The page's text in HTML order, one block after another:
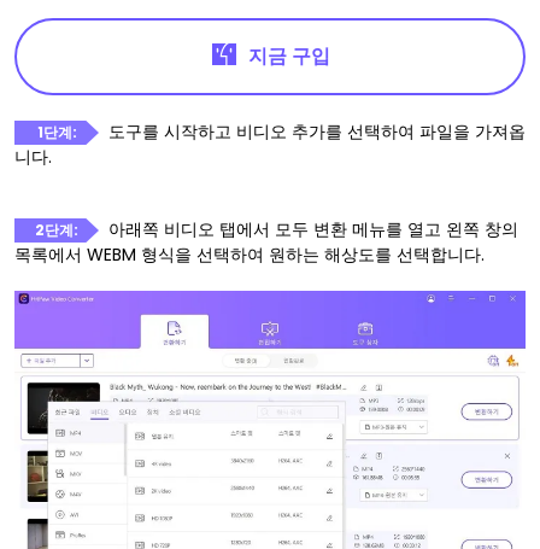
지금 구입
1단계:
도구를 시작하고 비디오 추가를 선택하여 파일을 가져옵
니다.
2단계:
아래쪽 비디오 탭에서 모두 변환 메뉴를 열고 왼쪽 창의
목록에서 WEBM 형식을 선택하여 원하는 해상도를 선택합니다.